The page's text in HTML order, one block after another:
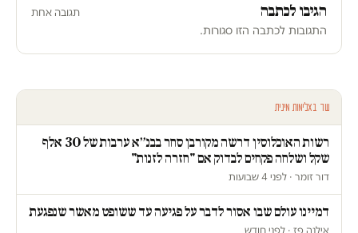
הגיבו לכתבה תגובה אחת
התגובות לכתבה הזו סגורות.
עוד באלימות מינית
רשות האוכלוסין דרשה מקורבן סחר בבנ״א ערבות של 30 אלף
שקל ושלחה פקחים לבדוק אם "חזרה לזנות"
דור זומר · לפני 4 שבועות
דמיינו עולם שבו אסור לדבר על פגיעה עד ששופט מאשר שנפגעת
אילנה פז · לפני חודש